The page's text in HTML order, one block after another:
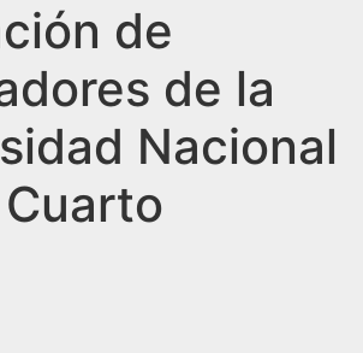
de
de la
Nacional